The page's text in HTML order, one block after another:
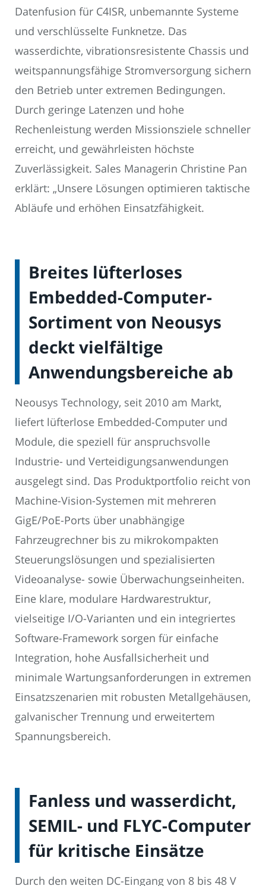
Datenfusion für C4ISR, unbemannte Systeme
und verschlüsselte Funknetze. Das
wasserdichte, vibrationsresistente Chassis und
weitspannungsfähige Stromversorgung sichern
den Betrieb unter extremen Bedingungen.
Durch geringe Latenzen und hohe
Rechenleistung werden Missionsziele schneller
erreicht, und gewährleisten höchste
Zuverlässigkeit. Sales Managerin Christine Pan
erklärt: „Unsere Lösungen optimieren taktische
Abläufe und erhöhen Einsatzfähigkeit.
Breites lüfterloses
Embedded-Computer-
Sortiment von Neousys
deckt vielfältige
Anwendungsbereiche ab
Neousys Technology, seit 2010 am Markt,
liefert lüfterlose Embedded-Computer und
Module, die speziell für anspruchsvolle
Industrie- und Verteidigungsanwendungen
ausgelegt sind. Das Produktportfolio reicht von
Machine-Vision-Systemen mit mehreren
GigE/PoE-Ports über unabhängige
Fahrzeugrechner bis zu mikrokompakten
Steuerungslösungen und spezialisierten
Videoanalyse- sowie Überwachungseinheiten.
Eine klare, modulare Hardwarestruktur,
vielseitige I/O-Varianten und ein integriertes
Software-Framework sorgen für einfache
Integration, hohe Ausfallsicherheit und
minimale Wartungsanforderungen in extremen
Einsatzszenarien mit robusten Metallgehäusen,
galvanischer Trennung und erweitertem
Spannungsbereich.
Fanless und wasserdicht,
SEMIL- und FLYC-Computer
für kritische Einsätze
Durch den weiten DC-Eingang von 8 bis 48 V